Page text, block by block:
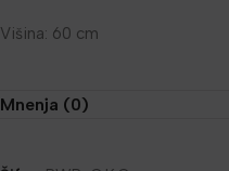
Višina: 60 cm
Mnenja (0)